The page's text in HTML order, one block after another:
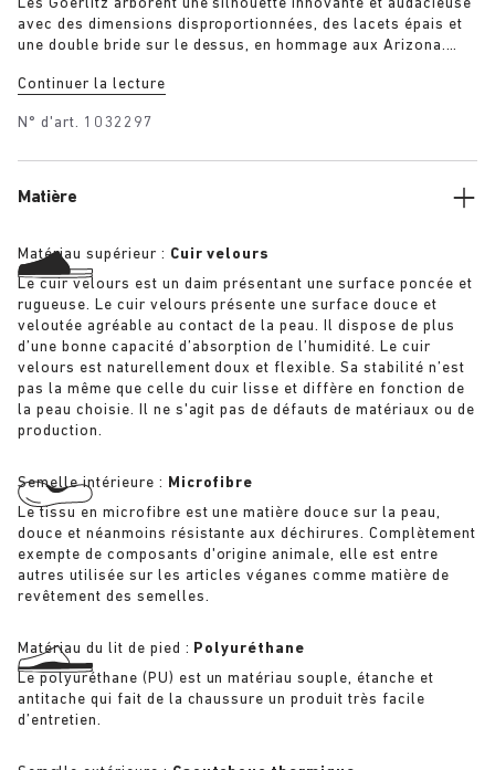
Les Goerlitz arborent une silhouette innovante et audacieuse
avec des dimensions disproportionnées, des lacets épais et
une double bride sur le dessus, en hommage aux Arizona.
aspect sculptural et donne au modèle son esthétique
profondeur ainsi qu’une touche de raffinement et de
Continuer la lecture
N° d'art. 1032297
Matière
Matériau supérieur : Cuir velours
Le cuir velours est un daim présentant une surface poncée et
rugueuse. Le cuir velours présente une surface douce et
veloutée agréable au contact de la peau. Il dispose de plus
d’une bonne capacité d’absorption de l’humidité. Le cuir
velours est naturellement doux et flexible. Sa stabilité n’est
pas la même que celle du cuir lisse et diffère en fonction de
la peau choisie. Il ne s'agit pas de défauts de matériaux ou de
production.
Semelle intérieure : Microfibre
Le tissu en microfibre est une matière douce sur la peau,
douce et néanmoins résistante aux déchirures. Complètement
exempte de composants d'origine animale, elle est entre
autres utilisée sur les articles véganes comme matière de
revêtement des semelles.
Matériau du lit de pied : Polyuréthane
Le polyuréthane (PU) est un matériau souple, étanche et
antitache qui fait de la chaussure un produit très facile
d’entretien.